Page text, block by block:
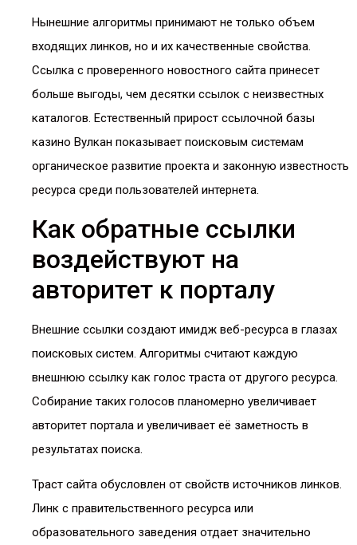
Нынешние алгоритмы принимают не только объем
входящих линков, но и их качественные свойства.
Ссылка с проверенного новостного сайта принесет
больше выгоды, чем десятки ссылок с неизвестных
каталогов. Естественный прирост ссылочной базы
казино Вулкан показывает поисковым системам
органическое развитие проекта и законную известность
ресурса среди пользователей интернета.
Как обратные ссылки
воздействуют на
авторитет к порталу
Внешние ссылки создают имидж веб-ресурса в глазах
поисковых систем. Алгоритмы считают каждую
внешнюю ссылку как голос траста от другого ресурса.
Собирание таких голосов планомерно увеличивает
авторитет портала и увеличивает её заметность в
результатах поиска.
Траст сайта обусловлен от свойств источников линков.
Линк с правительственного ресурса или
образовательного заведения отдает значительно